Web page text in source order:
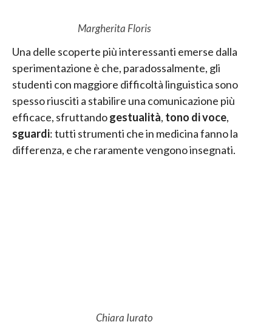
Margherita Floris
Una delle scoperte più interessanti emerse dalla
sperimentazione è che, paradossalmente, gli
studenti con maggiore difficoltà linguistica sono
spesso riusciti a stabilire una comunicazione più
efficace, sfruttandogestualità, tono di voce,
sguardi: tutti strumenti che in medicina fanno la
differenza, e che raramente vengono insegnati.
Chiara Iurato